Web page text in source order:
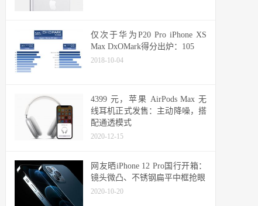
仅次于华为P20 Pro iPhone XS
Max DxOMark得分出炉：105
2018-10-04
4399 元，苹果 AirPods Max 无
线耳机正式发售：主动降噪，搭
配通透模式
2020-12-15
网友晒iPhone 12 Pro国行开箱：
镜头微凸、不锈钢扁平中框抢眼
2020-10-20